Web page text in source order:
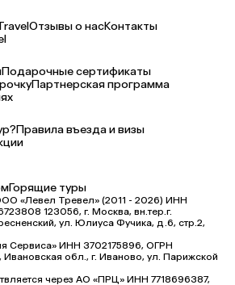
Отзывы о насКонтакты
Подарочные сертификаты
Партнерская программа
Правила въезда и визы
Горящие туры
«Левел Тревел» (2011 - 2026) ИНН
123056, г. Москва, вн.тер.г.
ул. Юлиуса Фучика, д.6, стр.2,
Сервиса» ИНН 3702175896, ОГРН
обл., г. Иваново, ул. Парижской
через АО «ПРЦ» ИНН 7718696387,